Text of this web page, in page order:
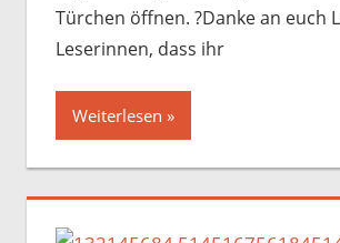
Türchen öffnen. ?Danke an euch
Leserinnen, dass ihr
Weiterlesen